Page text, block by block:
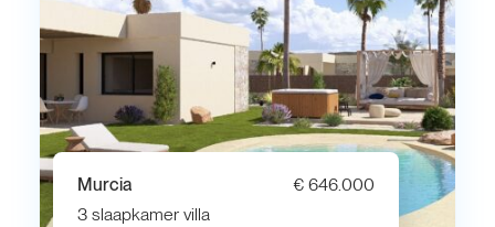
Murcia
€ 646.000
3 slaapkamer villa